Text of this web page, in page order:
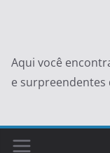
conteúdo
Aqui você
e surpreendentes